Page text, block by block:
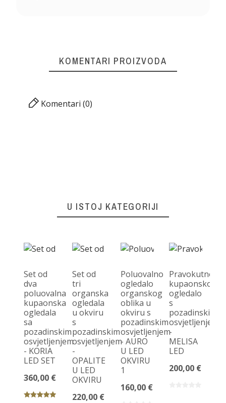
KOMENTARI PROIZVODA
Komentari (0)
U ISTOJ KATEGORIJI
Set od
dva
poluovalna
kupaonska
ogledala
sa
pozadinskim
osvjetljenjem
- KORIA
LED SET
360,00 €
Set od
tri
organska
ogledala
u okviru
s
pozadinskim
osvjetljenjem
-
OPALITE
U LED
OKVIRU
220,00 €
Poluovalno
ogledalo
organskog
oblika u
okviru s
pozadinskim
osvjetljenjem
- AURO
U LED
OKVIRU
1
160,00 €
Pravokutno
kupaonsko
ogledalo
s
pozadinskim
osvjetljenjem
-
MELISA
LED
200,00 €